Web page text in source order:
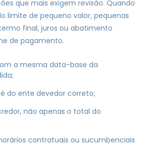
que mais exigem revisão. Quando
limite de pequeno valor, pequenas
final, juros ou abatimento
de pagamento.
a mesma data-base da
do ente devedor correto;
não apenas o total do
contratuais ou sucumbenciais